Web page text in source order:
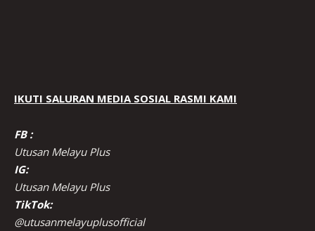
IKUTI SALURAN MEDIA SOSIAL RASMI KAMI
FB :
Utusan Melayu Plus
IG:
Utusan Melayu Plus
TikTok:
@utusanmelayuplusofficial